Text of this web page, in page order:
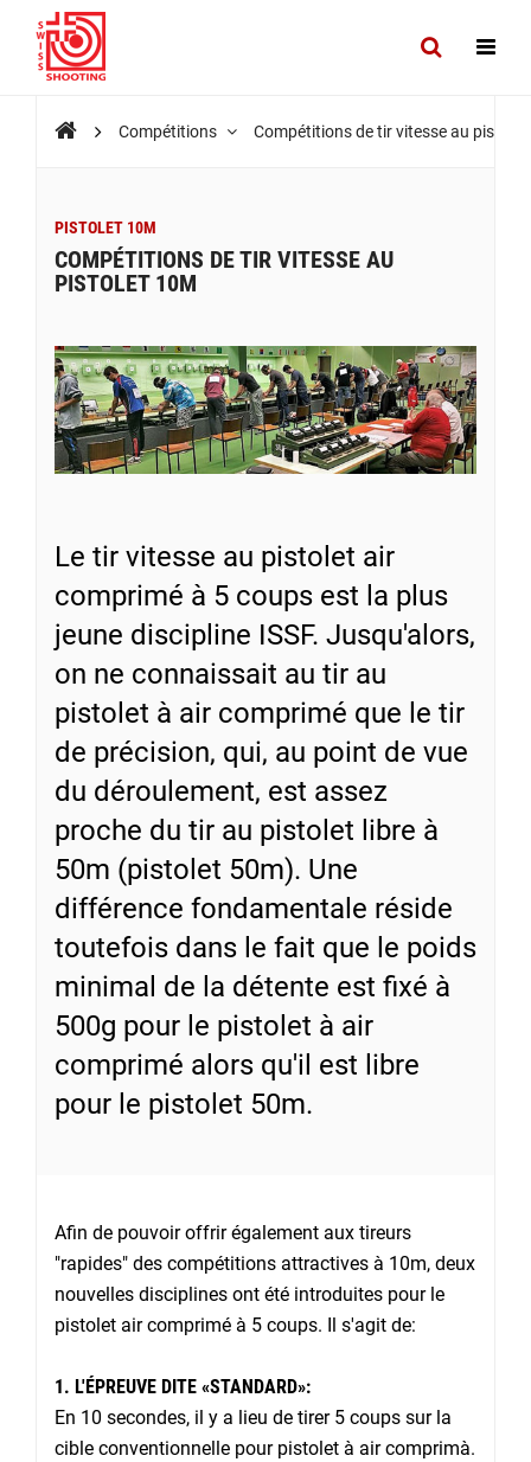
Compétitions Compétitions de tir vitesse au
PISTOLET 10M
COMPÉTITIONS DE TIR VITESSE AU
PISTOLET 10M
Le tir vitesse au pistolet air
comprimé à 5 coups est la plus
jeune discipline ISSF. Jusqu'alors,
on ne connaissait au tir au
pistolet à air comprimé que le tir
de précision, qui, au point de vue
du déroulement, est assez
proche du tir au pistolet libre à
50m (pistolet 50m). Une
différence fondamentale réside
toutefois dans le fait que le poids
minimal de la détente est fixé à
500g pour le pistolet à air
comprimé alors qu'il est libre
pour le pistolet 50m.
Afin de pouvoir offrir également aux tireurs
"rapides" des compétitions attractives à 10m, deux
nouvelles disciplines ont été introduites pour le
pistolet air comprimé à 5 coups. Il s'agit de:
1. L'ÉPREUVE DITE «STANDARD»:
En 10 secondes, il y a lieu de tirer 5 coups sur la
cible conventionnelle pour pistolet à air comprimà.